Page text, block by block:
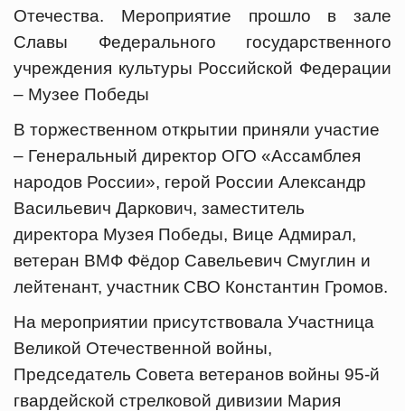
Отечества. Мероприятие прошло в зале
Славы Федерального государственного
учреждения культуры Российской Федерации
– Музее Победы
В торжественном открытии приняли участие
– Генеральный директор ОГО «Ассамблея
народов России», герой России Александр
Васильевич Даркович, заместитель
директора Музея Победы, Вице Адмирал,
ветеран ВМФ Фёдор Савельевич Смуглин и
лейтенант, участник СВО Константин Громов.
На мероприятии присутствовала Участница
Великой Отечественной войны,
Председатель Совета ветеранов войны 95-й
гвардейской стрелковой дивизии Мария